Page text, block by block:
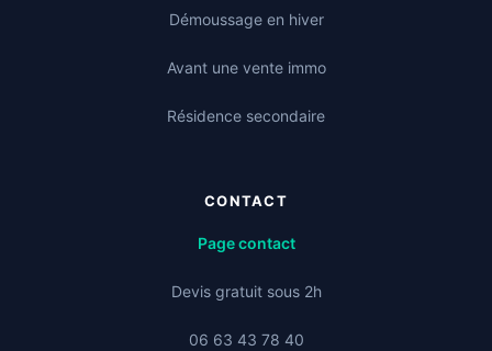
Démoussage en hiver
Avant une vente immo
Résidence secondaire
CONTACT
Page contact
Devis gratuit sous 2h
06 63 43 78 40